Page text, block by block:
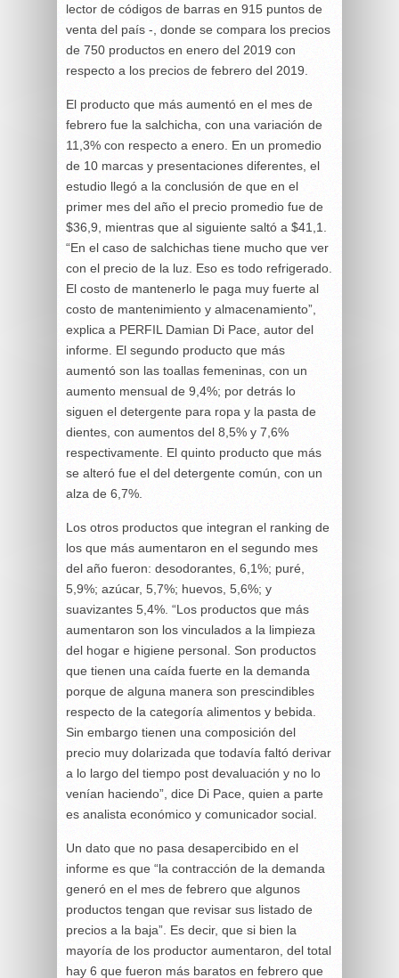
lector de códigos de barras en 915 puntos de
venta del país -, donde se compara los precios
de 750 productos en enero del 2019 con
respecto a los precios de febrero del 2019.
El producto que más aumentó en el mes de
febrero fue la salchicha, con una variación de
11,3% con respecto a enero. En un promedio
de 10 marcas y presentaciones diferentes, el
estudio llegó a la conclusión de que en el
primer mes del año el precio promedio fue de
$36,9, mientras que al siguiente saltó a $41,1.
“En el caso de salchichas tiene mucho que ver
con el precio de la luz. Eso es todo refrigerado.
El costo de mantenerlo le paga muy fuerte al
costo de mantenimiento y almacenamiento”,
explica a PERFIL Damian Di Pace, autor del
informe. El segundo producto que más
aumentó son las toallas femeninas, con un
aumento mensual de 9,4%; por detrás lo
siguen el detergente para ropa y la pasta de
dientes, con aumentos del 8,5% y 7,6%
respectivamente. El quinto producto que más
se alteró fue el del detergente común, con un
alza de 6,7%.
Los otros productos que integran el ranking de
los que más aumentaron en el segundo mes
del año fueron: desodorantes, 6,1%; puré,
5,9%; azúcar, 5,7%; huevos, 5,6%; y
suavizantes 5,4%. “Los productos que más
aumentaron son los vinculados a la limpieza
del hogar e higiene personal. Son productos
que tienen una caída fuerte en la demanda
porque de alguna manera son prescindibles
respecto de la categoría alimentos y bebida.
Sin embargo tienen una composición del
precio muy dolarizada que todavía faltó derivar
a lo largo del tiempo post devaluación y no lo
venían haciendo”, dice Di Pace, quien a parte
es analista económico y comunicador social.
Un dato que no pasa desapercibido en el
informe es que “la contracción de la demanda
generó en el mes de febrero que algunos
productos tengan que revisar sus listado de
precios a la baja”. Es decir, que si bien la
mayoría de los productor aumentaron, del total
hay 6 que fueron más baratos en febrero que